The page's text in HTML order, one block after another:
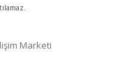
Marketi